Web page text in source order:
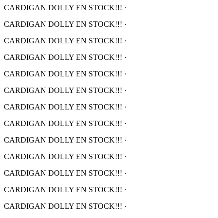
CARDIGAN DOLLY EN STOCK!!! ·
CARDIGAN DOLLY EN STOCK!!! ·
CARDIGAN DOLLY EN STOCK!!! ·
CARDIGAN DOLLY EN STOCK!!! ·
CARDIGAN DOLLY EN STOCK!!! ·
CARDIGAN DOLLY EN STOCK!!! ·
CARDIGAN DOLLY EN STOCK!!! ·
CARDIGAN DOLLY EN STOCK!!! ·
CARDIGAN DOLLY EN STOCK!!! ·
CARDIGAN DOLLY EN STOCK!!! ·
CARDIGAN DOLLY EN STOCK!!! ·
CARDIGAN DOLLY EN STOCK!!! ·
CARDIGAN DOLLY EN STOCK!!! ·